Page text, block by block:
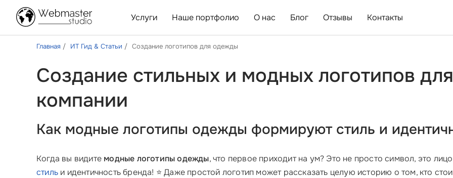
Услуги Наше портфолио О нас Блог Отзывы Контакты
Главная ИТ Гид & Статьи Создание логотипов для одежды
Создание стильных и модных логотипов
компании
Как модные логотипы одежды формируют стиль и
Когда вы видите модные логотипы одежды, что первое приходит на ум? Это не просто символ, это
стиль и идентичность бренда! ⭐ Даже простой логотип может рассказать целую историю о том, кто